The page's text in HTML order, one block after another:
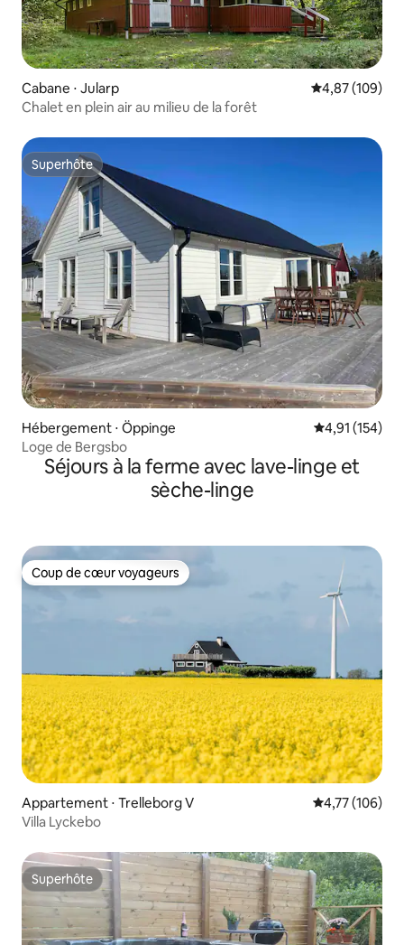
Cabane ⋅ Jularp Évaluation
4,87 (109)
Chalet en plein air au milieu de la forêt
Superhôte
Superhôte
Hébergement ⋅ Öppinge Évaluation
4,91 (154)
Loge de Bergsbo
Séjours à la ferme avec lave-linge et
sèche-linge
Coup de cœur voyageurs
Coup de cœur voyageurs
Appartement ⋅ Trelleborg V Évaluation
4,77 (106)
Villa Lyckebo
Superhôte
Superhôte